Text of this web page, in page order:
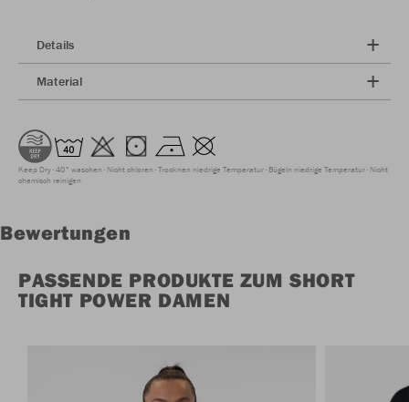
Details
Material
Keep Dry 40° waschen Nicht chloren Trocknen niedrige Temperatur Bügeln niedrige Temperatur Nicht
chemisch reinigen
Bewertungen
PASSENDE PRODUKTE ZUM SHORT
TIGHT POWER DAMEN